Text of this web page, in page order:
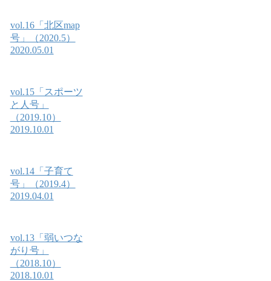
vol.16「北区map
号」（2020.5）
2020.05.01
vol.15「スポーツ
と人号」
（2019.10）
2019.10.01
vol.14「子育て
号」（2019.4）
2019.04.01
vol.13「弱いつな
がり号」
（2018.10）
2018.10.01